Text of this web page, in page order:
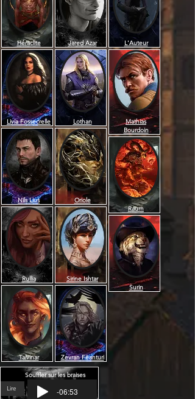
Héraclite
Livia Fossecrelle
Nils Lius
Rullia
Talvinar
Jared Azar
Lothan
Oriole
Sirine Ishtar
Zevran Fëanturi
L'Auteur
Mathias
Bourdoin
Raum
Surin
Souffler sur les braises
Lire
-06:53